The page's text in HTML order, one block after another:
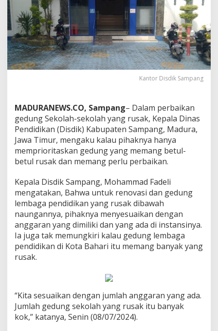
Kantor Disdik Sampang
MADURANEWS.CO, Sampang– Dalam perbaikan
gedung Sekolah-sekolah yang rusak, Kepala Dinas
Pendidikan (Disdik) Kabupaten Sampang, Madura,
Jawa Timur, mengaku kalau pihaknya hanya
memprioritaskan gedung yang memang betul-
betul rusak dan memang perlu perbaikan.
Kepala Disdik Sampang, Mohammad Fadeli
mengatakan, Bahwa untuk renovasi dan gedung
lembaga pendidikan yang rusak dibawah
naungannya, pihaknya menyesuaikan dengan
anggaran yang dimiliki dan yang ada di instansinya.
Ia juga tak memungkiri kalau gedung lembaga
pendidikan di Kota Bahari itu memang banyak yang
rusak.
“Kita sesuaikan dengan jumlah anggaran yang ada.
Jumlah gedung sekolah yang rusak itu banyak
kok,” katanya, Senin (08/07/2024).